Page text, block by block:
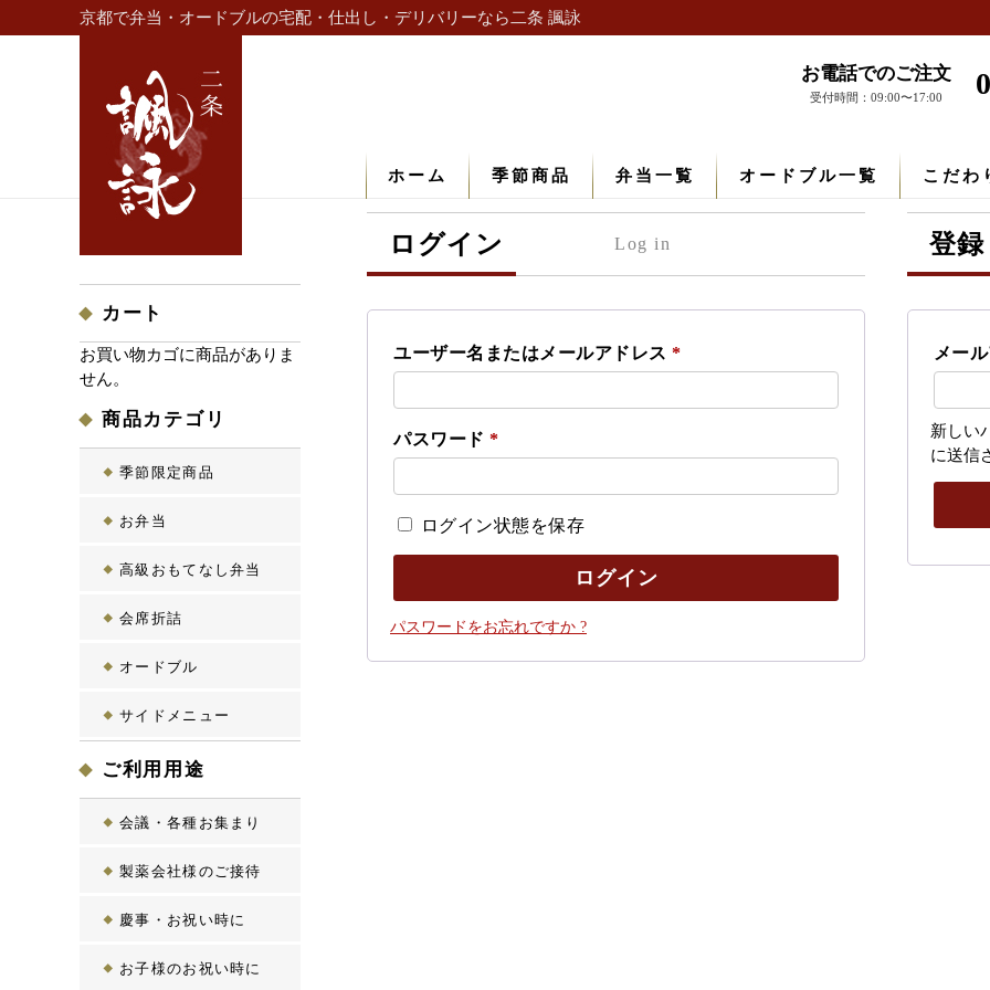
京都で弁当・オードブルの宅配・仕出し・デリバリーなら二条 諷詠
お電話でのご注文
受付時間：09:00〜17:00
ホーム 季節商品 弁当一覧 オードブル一覧 こだわ
カート
お買い物カゴに商品がありま
せん。
商品カテゴリ
季節限定商品
お弁当
高級おもてなし弁当
会席折詰
オードブル
サイドメニュー
ご利用用途
会議・各種お集まり
製薬会社様のご接待
慶事・お祝い時に
お子様のお祝い時に
ログイン
ユーザー名またはメールアドレス *必
パスワード *必
ログイン状態を保存
ログイン
パスワードをお忘れですか ?
登録
メー
新しい
に送信